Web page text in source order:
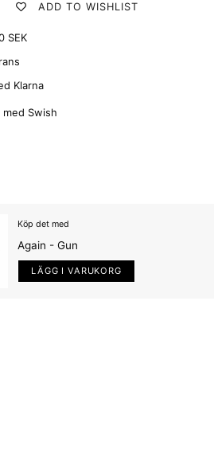
ADD TO WISHLIST
SEK
Klarna
Swish
Köp det med
Again - Gun
LÄGG I VARUKORG